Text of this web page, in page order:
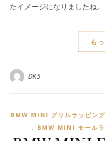
たイメージになりましたね
も
DK5
BMW MINI グリルラッピング
, BMW MINI モールラ